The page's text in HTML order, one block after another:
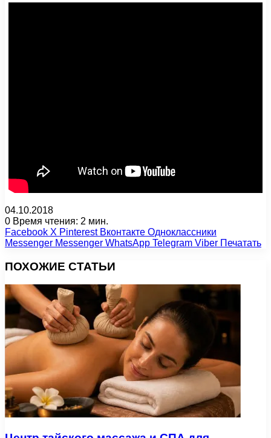
04.10.2018
0 Время чтения: 2 мин.
Facebook X Pinterest Вконтакте Одноклассники
Messenger Messenger WhatsApp Telegram Viber Печатать
ПОХОЖИЕ СТАТЬИ